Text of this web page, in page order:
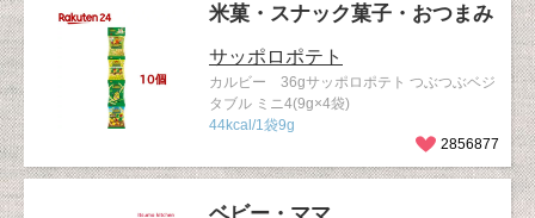
米菓・スナック菓子・おつまみ
サッポロポテト
カルビー 36gサッポロポテト つぶつぶベジ
タブル ミニ4(9g×4袋)
44kcal/1袋9g
2856877
ベビー・ママ